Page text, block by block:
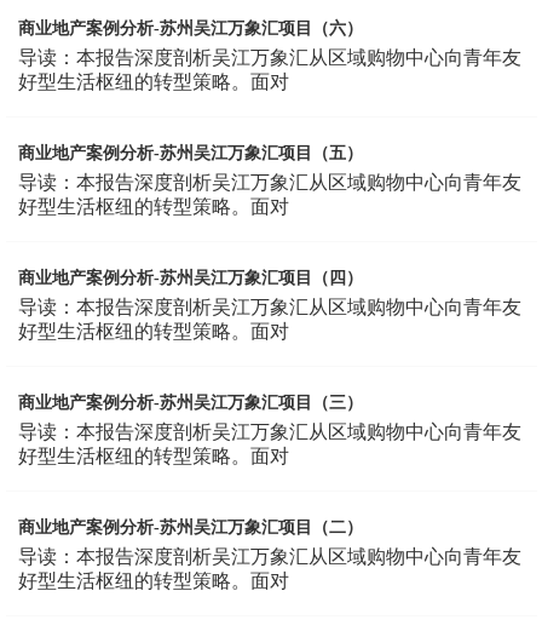
商业地产案例分析-苏州吴江万象汇项目（六）
导读：本报告深度剖析吴江万象汇从区域购物中心向青年友
好型生活枢纽的转型策略。面对
商业地产案例分析-苏州吴江万象汇项目（五）
导读：本报告深度剖析吴江万象汇从区域购物中心向青年友
好型生活枢纽的转型策略。面对
商业地产案例分析-苏州吴江万象汇项目（四）
导读：本报告深度剖析吴江万象汇从区域购物中心向青年友
好型生活枢纽的转型策略。面对
商业地产案例分析-苏州吴江万象汇项目（三）
导读：本报告深度剖析吴江万象汇从区域购物中心向青年友
好型生活枢纽的转型策略。面对
商业地产案例分析-苏州吴江万象汇项目（二）
导读：本报告深度剖析吴江万象汇从区域购物中心向青年友
好型生活枢纽的转型策略。面对